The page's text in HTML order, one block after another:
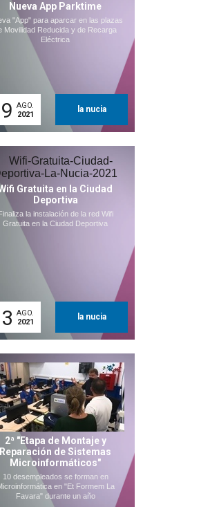
Nueva App Parktime
"App" para aparcar en las plazas
Movilidad Reducida y de Recarga
Eléctrica
AGO.
2021
la nucia
Gratuita en la Ciudad
Deportiva
la instalación de la red Wifi
Gratuita en la Ciudad Deportiva
AGO.
2021
la nucia
2ª "Etapa de Montaje y
Reparación de Sistemas
Microinformáticos"
10 desempleados se forman en
en "Et Formem La
Favara" durante un año